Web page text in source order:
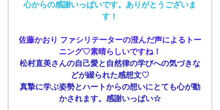
心からの感謝いっぱいです。ありがとうございま
す！
佐藤かおり ファシリテーターの澄んだ声によるトー
ニング♡素晴らしいですね！
松村直美さんの自己愛と自然律の学びへの気づきな
どが綴られた感想文♡
真摯に学ぶ姿勢とハートからの想いにとても心が動
かされます。感謝いっぱい☆